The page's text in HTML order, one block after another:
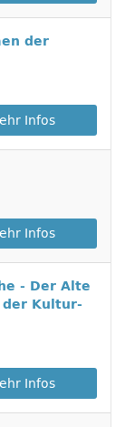
der
Infos
Infos
- Der Alte
Kultur-
Infos